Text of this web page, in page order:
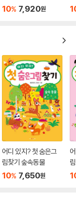
10% 7,920원
어디 있지? 첫 숨은그
림찾기 숲속동물
10% 7,650원